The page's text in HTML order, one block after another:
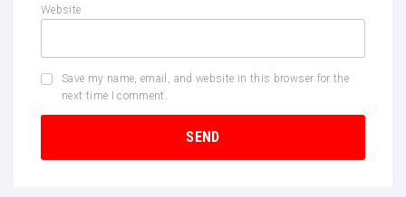
Website
Save my name, email, and website in this browser for the
next time I comment.